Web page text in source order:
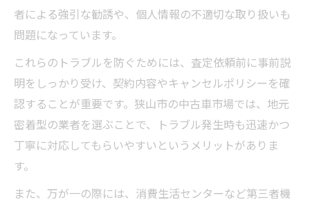
者による強引な勧誘や、個人情報の不適切な取り扱いも
問題になっています。
これらのトラブルを防ぐためには、査定依頼前に事前説
明をしっかり受け、契約内容やキャンセルポリシーを確
認することが重要です。狭山市の中古車市場では、地元
密着型の業者を選ぶことで、トラブル発生時も迅速かつ
丁寧に対応してもらいやすいというメリットがありま
す。
また、万が一の際には、消費生活センターなど第三者機